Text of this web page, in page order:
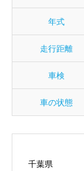
年式
走行距離
車検
車の状態
千葉県